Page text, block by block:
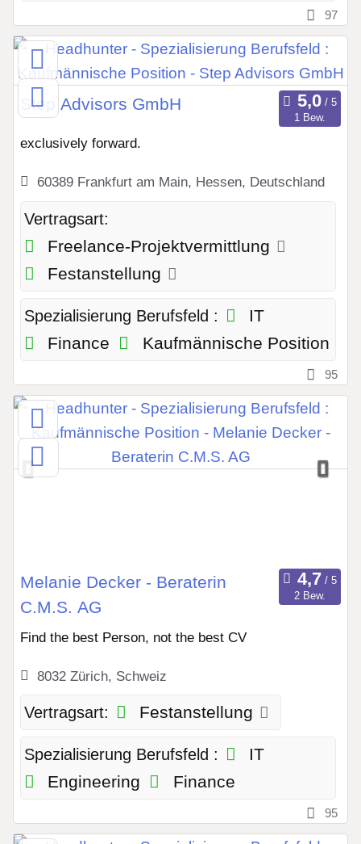
97
Step Advisors GmbH
1 Bew.
exclusively forward.
60389 Frankfurt am Main, Hessen, Deutschland
Vertragsart:
Freelance-Projektvermittlung
Festanstellung
Spezialisierung Berufsfeld :
IT
Finance
Kaufmännische Position
95
Melanie Decker - Beraterin
C.M.S. AG
2 Bew.
Find the best Person, not the best CV
8032 Zürich, Schweiz
Vertragsart: Festanstellung
Spezialisierung Berufsfeld :
IT
Engineering
Finance
95